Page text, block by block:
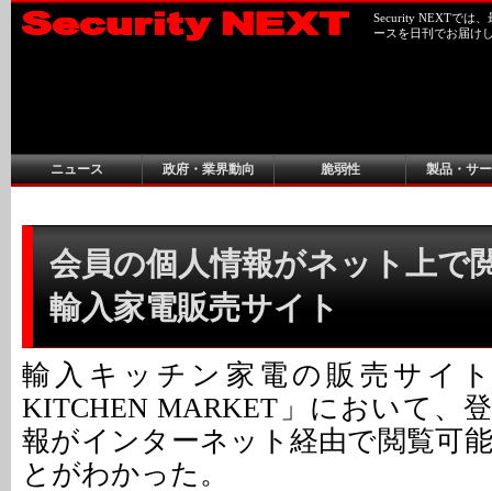
Security NEXTでは
ースを日刊でお届け
ニュース 政府・業界動向 脆弱性 製品・サ
会員の個人情報がネット上で
輸入家電販売サイト
輸入キッチン家電の販売サイト
KITCHEN MARKET」において、
報がインターネット経由で閲覧可
とがわかった。